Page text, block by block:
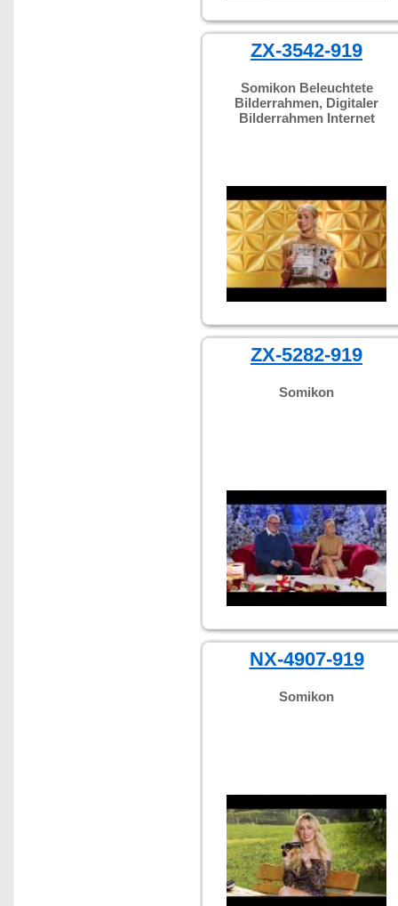
ZX-3542-919
Somikon Beleuchtete
Bilderrahmen, Digitaler
Bilderrahmen Internet
ZX-5282-919
Somikon
NX-4907-919
Somikon